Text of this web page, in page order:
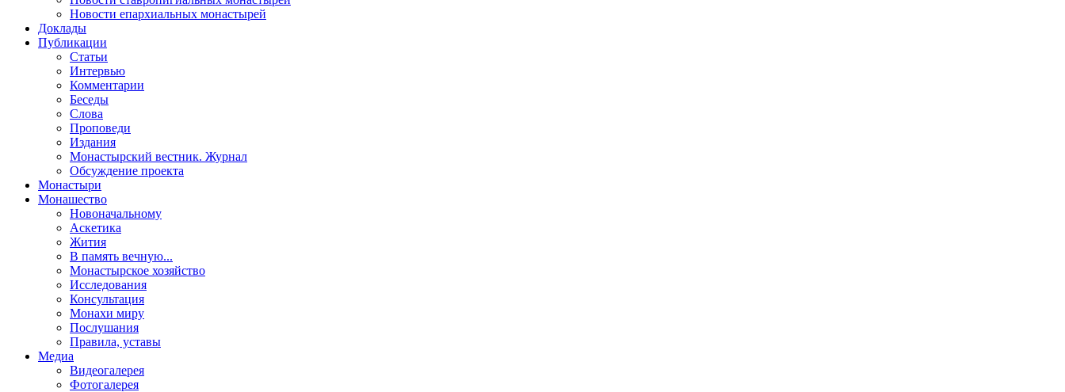
Новости епархиальных монастырей
Доклады
Публикации
Статьи
Интервью
Комментарии
Беседы
Слова
Проповеди
Издания
Монастырский вестник. Журнал
Обсуждение проекта
Монастыри
Монашество
Новоначальному
Аскетика
Жития
В память вечную...
Монастырское хозяйство
Исследования
Консультация
Монахи миру
Послушания
Правила, уставы
Медиа
Видеогалерея
Фотогалерея